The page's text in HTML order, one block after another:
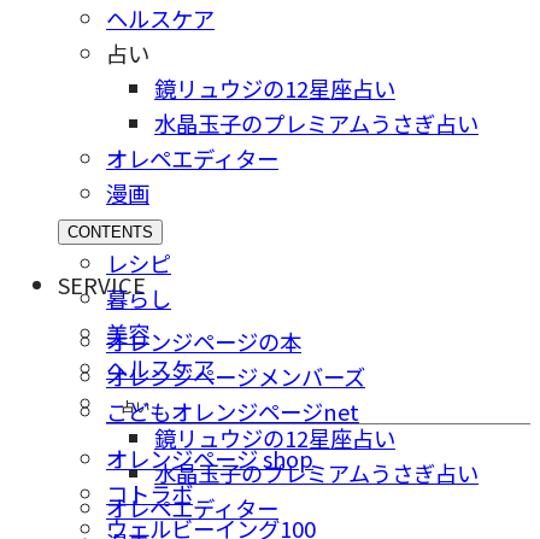
ヘルスケア
占い
鏡リュウジの12星座占い
水晶玉子のプレミアムうさぎ占い
オレペエディター
漫画
CONTENTS
レシピ
暮らし
美容
ヘルスケア
占い
鏡リュウジの12星座占い
水晶玉子のプレミアムうさぎ占い
オレペエディター
SERVICE
オレンジページの本
オレンジページメンバーズ
こどもオレンジページnet
オレンジページ shop
コトラボ
ウェルビーイング100